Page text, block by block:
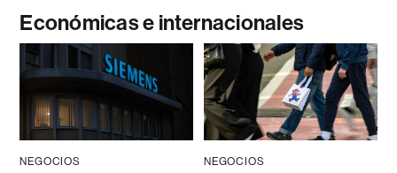
Económicas e internacionales
NEGOCIOS NEGOCIOS